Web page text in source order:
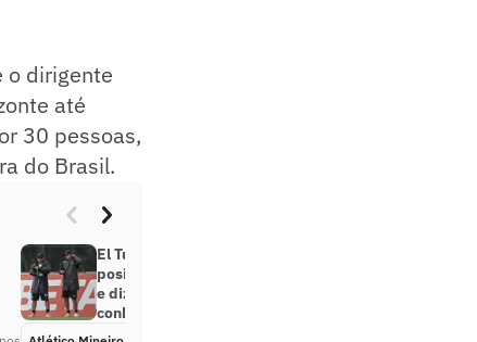
o dirigente
até
30 pessoas,
do Brasil.
El Turco fala sobre o
posicionamento de seus jogadores
e diz viver ‘Etapa de
conhecimento’ no Atlético-MG